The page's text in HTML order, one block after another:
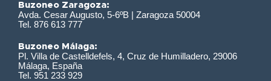
Buzoneo Zaragoza:
Avda. Cesar Augusto, 5-6ºB | Zaragoza 50004
Tel. 876 613 777
Buzoneo Málaga:
Pl. Villa de Castelldefels, 4, Cruz de Humilladero, 29006
Málaga, España
Tel. 951 233 929